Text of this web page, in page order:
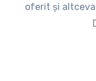
oferit și